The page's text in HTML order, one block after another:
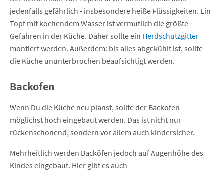
jedenfalls gefährlich - insbesondere heiße Flüssigkeiten. Ein
Topf mit kochendem Wasser ist vermutlich die größte
Gefahren in der Küche. Daher sollte ein Herdschutzgitter
montiert werden. Außerdem: bis alles abgekühlt ist, sollte
die Küche ununterbrochen beaufsichtigt werden.
Backofen
Wenn Du die Küche neu planst, sollte der Backofen
möglichst hoch eingebaut werden. Das ist nicht nur
rückenschonend, sondern vor allem auch kindersicher.
Mehrheitlich werden Backöfen jedoch auf Augenhöhe des
Kindes eingebaut. Hier gibt es auch